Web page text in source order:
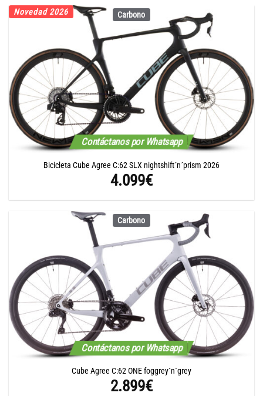
Carbono
Contáctanos por Whatsapp
Novedad 2026
Bicicleta Cube Agree C:62 SLX nightshift´n´prism 2026
4.099€
Carbono
Contáctanos por Whatsapp
Cube Agree C:62 ONE foggrey´n´grey
2.899€